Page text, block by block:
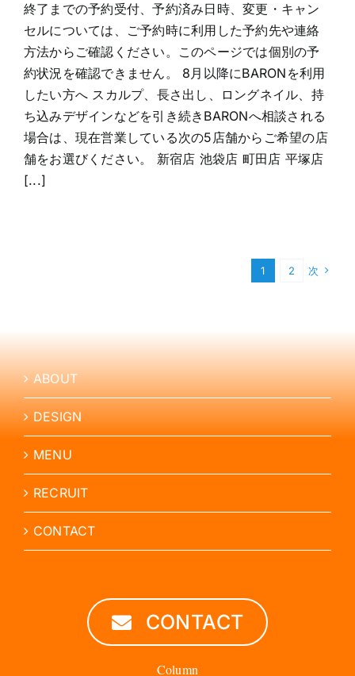
終了までの予約受付、予約済み日時、変更・キャン
セルについては、ご予約時に利用した予約先や連絡
方法からご確認ください。このページでは個別の予
約状況を確認できません。 8月以降にBARONを利用
したい方へ スカルプ、長さ出し、ロングネイル、持
ち込みデザインなどを引き続きBARONへ相談される
場合は、現在営業している次の5店舗からご希望の店
舗をお選びください。 新宿店 池袋店 町田店 平塚店
[...]
1 2 次
ABOUT
DESIGN
MENU
RECRUIT
CONTACT
CONTACT
Column